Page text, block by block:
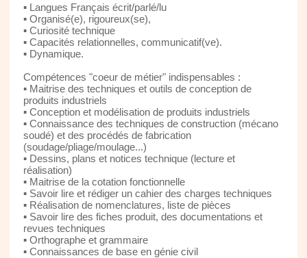
▪ Langues Français écrit/parlé/lu
▪ Organisé(e), rigoureux(se),
▪ Curiosité technique
▪ Capacités relationnelles, communicatif(ve).
▪ Dynamique.
Compétences "coeur de métier" indispensables :
▪ Maitrise des techniques et outils de conception de
produits industriels
▪ Conception et modélisation de produits industriels
▪ Connaissance des techniques de construction (mécano
soudé) et des procédés de fabrication
(soudage/pliage/moulage...)
▪ Dessins, plans et notices technique (lecture et
réalisation)
▪ Maitrise de la cotation fonctionnelle
▪ Savoir lire et rédiger un cahier des charges techniques
▪ Réalisation de nomenclatures, liste de pièces
▪ Savoir lire des fiches produit, des documentations et
revues techniques
▪ Orthographe et grammaire
▪ Connaissances de base en génie civil